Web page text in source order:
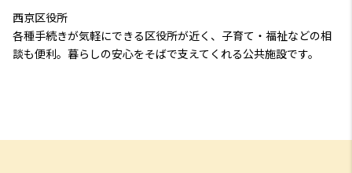
西京区役所
各種手続きが気軽にできる区役所が近く、子育て・福祉などの相
談も便利。暮らしの安心をそばで支えてくれる公共施設です。